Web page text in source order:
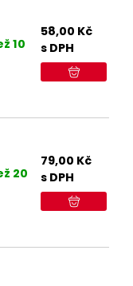
10
58,00 Kč
s DPH
20
79,00 Kč
s DPH